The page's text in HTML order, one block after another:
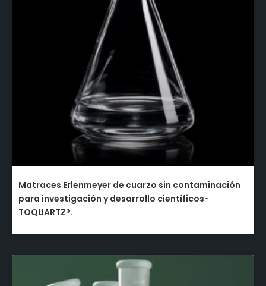
Matraces Erlenmeyer de cuarzo sin contaminación
para investigación y desarrollo científicos-
TOQUARTZ®.